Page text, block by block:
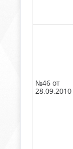
№46 от
28.09.2010